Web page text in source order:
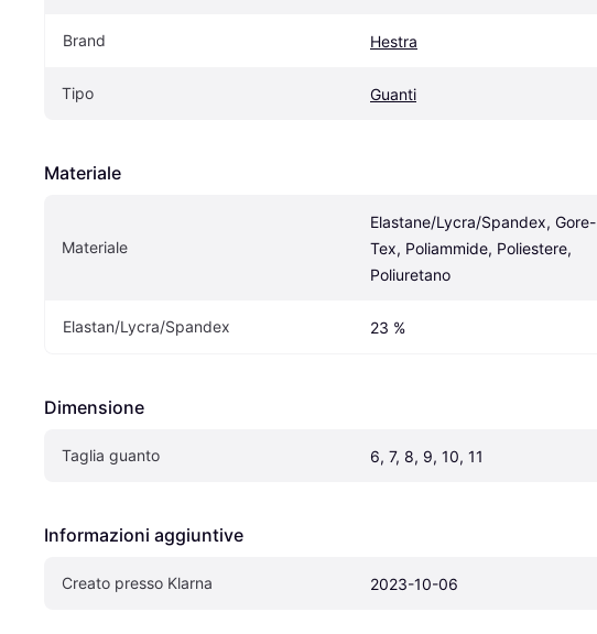
Brand Hestra
Tipo Guanti
Materiale
Materiale
Elastane/Lycra/Spandex, Gore-
Tex, Poliammide, Poliestere,
Poliuretano
Elastan/Lycra/Spandex 23 %
Dimensione
Taglia guanto 6, 7, 8, 9, 10, 11
Informazioni aggiuntive
Creato presso Klarna 2023-10-06